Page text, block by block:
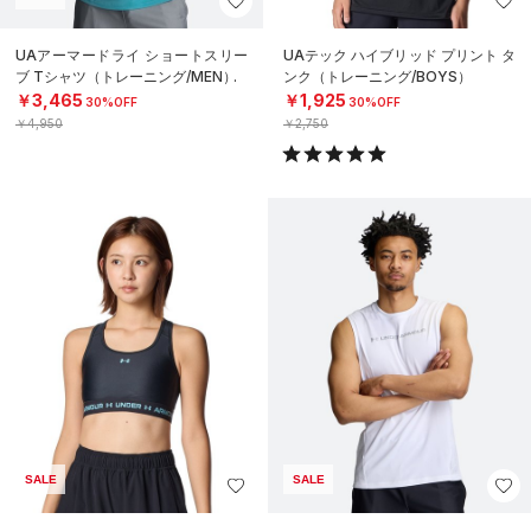
UAアーマードライ ショートスリー
ブ Tシャツ（トレーニング/MEN）
￥3,465 30%OFF
￥4,950
UAテック ハイブリッド プリント タ
ンク（トレーニング/BOYS）
￥1,925 30%OFF
￥2,750
SALE SALE